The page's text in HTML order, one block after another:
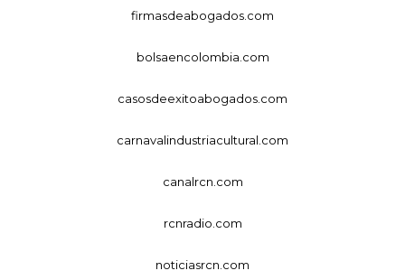
firmasdeabogados.com
bolsaencolombia.com
casosdeexitoabogados.com
carnavalindustriacultural.com
canalrcn.com
rcnradio.com
noticiasrcn.com